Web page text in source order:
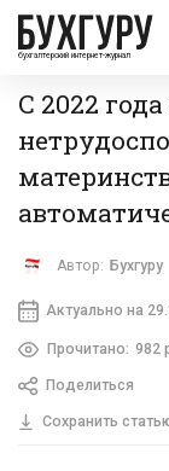
бухгалтерский интернет-журнал
С 2022
Автор: Бухгуру
Актуально на
Прочитано: 982
Поделиться
Сохранить